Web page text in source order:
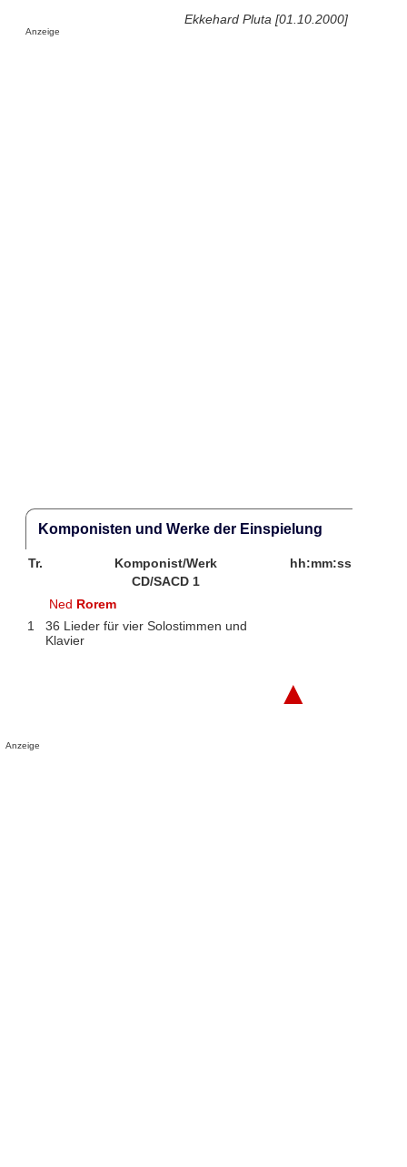
Ekkehard Pluta [01.10.2000]
Anzeige
Komponisten und Werke der Einspielung
Tr. Komponist/Werk
hh:mm:ss
CD/SACD 1
Ned Rorem
1
36 Lieder für vier Solostimmen und
Klavier
▲
Anzeige